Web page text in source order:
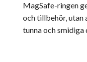
MagSafe-ringen
och tillbehör, utan
tunna och smidiga